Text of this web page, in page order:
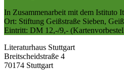
In Zusammenarbeit mit dem Istituto
Ort: Stiftung Geißstraße Sieben,
Eintritt: DM 12,-/9,-
Literaturhaus Stuttgart
Breitscheidstraße 4
70174 Stuttgart